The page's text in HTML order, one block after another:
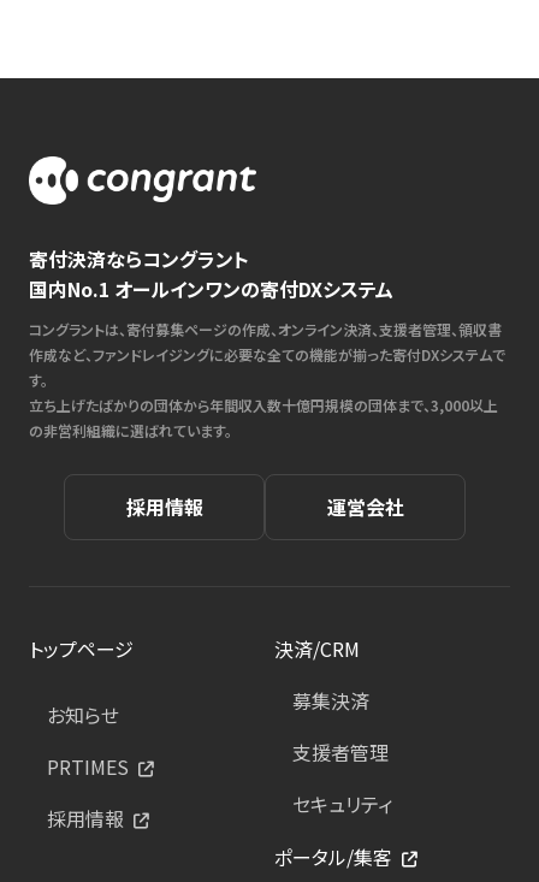
寄付決済ならコングラント
国内No.1 オールインワンの寄付DXシステム
コングラントは、寄付募集ページの作成、オンライン決済、支援者管理、領収書
作成など、ファンドレイジングに必要な全ての機能が揃った寄付DXシステムで
す。
立ち上げたばかりの団体から年間収入数十億円規模の団体まで、3,000以上
の非営利組織に選ばれています。
採用情報 運営会社
トップページ
お知らせ
PRTIMES
採用情報
決済/CRM
募集決済
支援者管理
セキュリティ
ポータル/集客